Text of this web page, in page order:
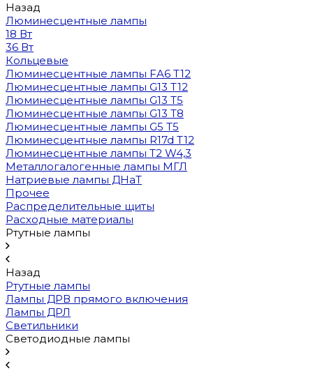
Назад
Люминесцентные лампы
18 Вт
36 Вт
Кольцевые
Люминесцентные лампы FA6 T12
Люминесцентные лампы G13 T12
Люминесцентные лампы G13 T5
Люминесцентные лампы G13 T8
Люминесцентные лампы G5 T5
Люминесцентные лампы R17d T12
Люминесцентные лампы T2 W4,3
Металлогалогенные лампы МГЛ
Натриевые лампы ДНаТ
Прочее
Распределительные щиты
Расходные материалы
Ртутные лампы
Назад
Ртутные лампы
Лампы ДРВ прямого включения
Лампы ДРЛ
Светильники
Светодиодные лампы